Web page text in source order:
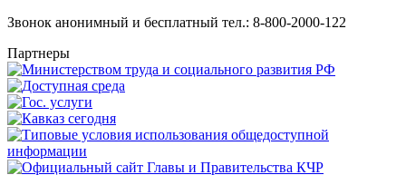
Звонок анонимный и бесплатный тел.: 8-800-2000-122
Партнеры